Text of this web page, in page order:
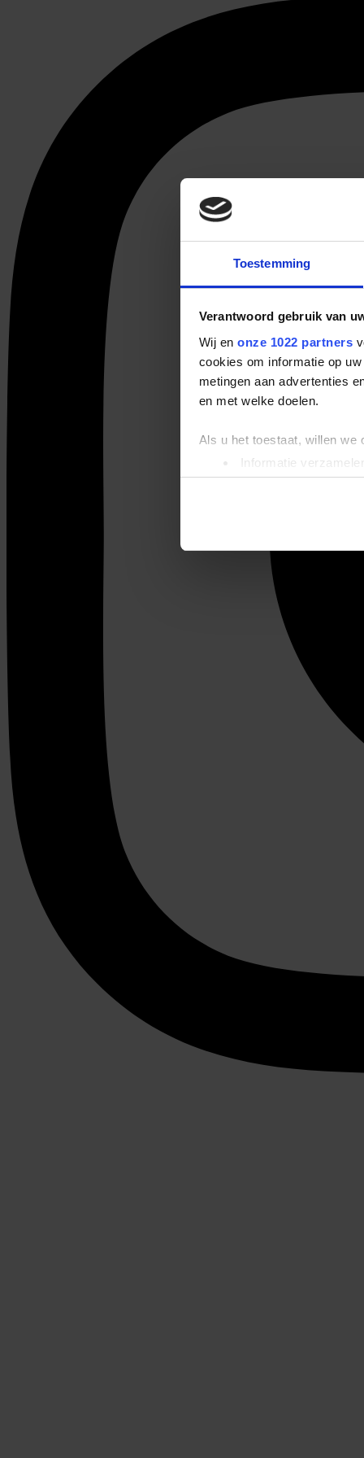
Toestemming
Verantwoord gebruik van
Wij en onze 1022 partners
cookies om informatie op
metingen aan advertenties
en met welke doelen.
Als u het toestaat, willen we
Informatie
Uw apparaat
Lees meer over hoe uw
We gebruiken cookies om
websiteverkeer te
media, adverteren en
verstrekt of die ze hebben